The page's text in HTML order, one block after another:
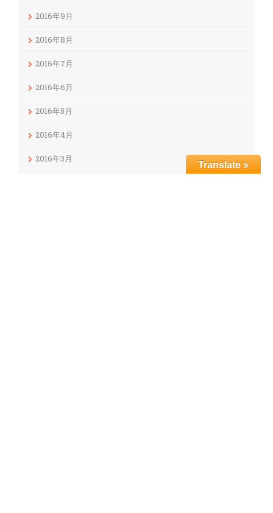
2016年9月
2016年8月
2016年7月
2016年6月
2016年5月
2016年4月
2016年3月
Translate »